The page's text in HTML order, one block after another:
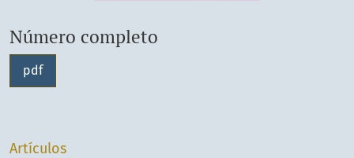
Número completo
pdf
Artículos